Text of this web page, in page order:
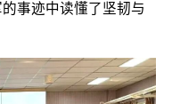
事迹中读懂了坚韧与